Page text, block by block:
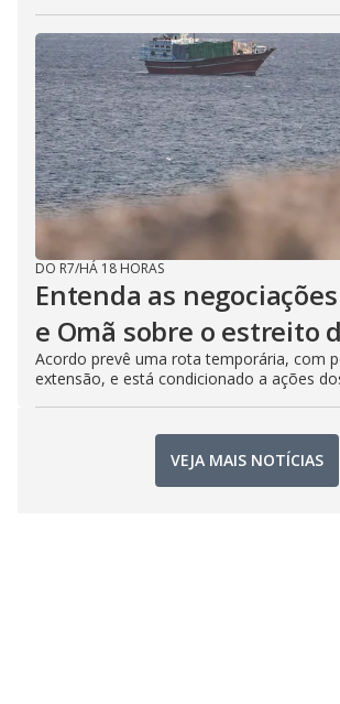
DO R7/HÁ 18 HORAS
Entenda as
e Omã sobre o estreito
Acordo prevê uma rota temporária, com
extensão, e está condicionado a ações
VEJA MAIS NOTÍCIAS